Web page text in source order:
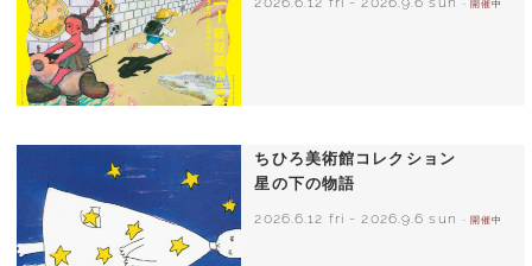
- 開催中
ちひろ美術館コレクション
星の下の物語
2026.6.12 fri - 2026.9.6 sun - 開催中